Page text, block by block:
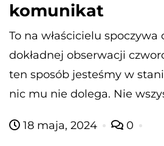
komunikat
To na właścicielu spoczywa
dokładnej obserwacji
ten sposób jesteśmy w
nic mu nie dolega. Nie
18 maja, 2024 0